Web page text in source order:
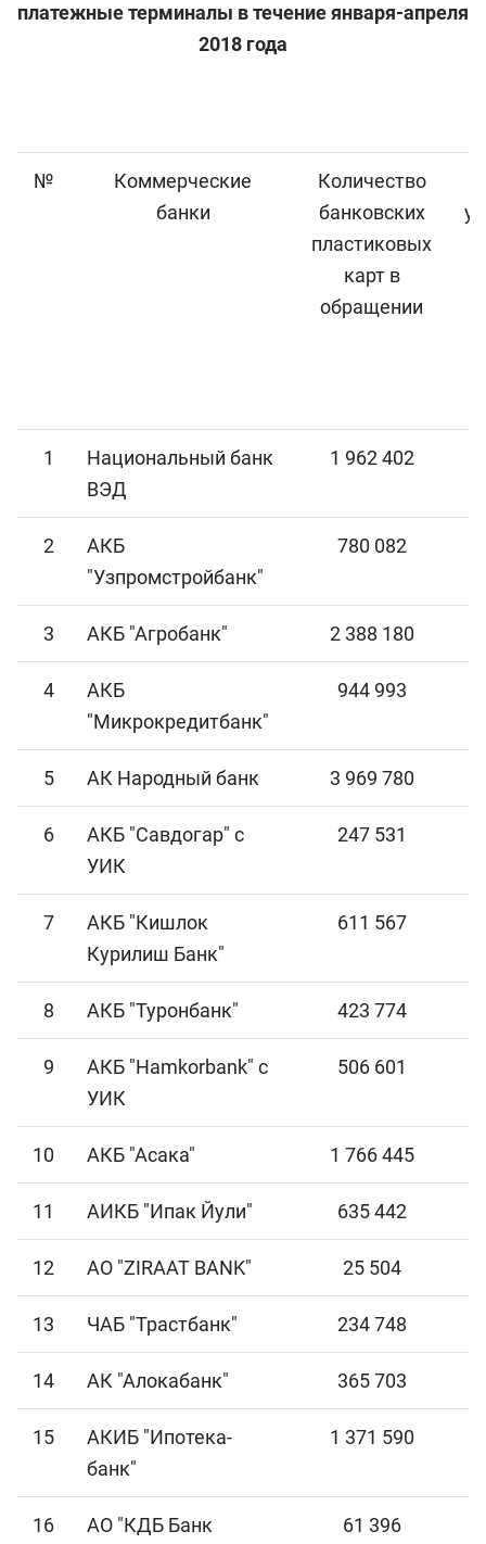
платежные терминалы в течение января-апреля
2018 года
№
Коммерческие
банки
Количество
банковских
пластиковых
карт в
обращении
1
Национальный банк
ВЭД
1 962 402
2
АКБ
"Узпромстройбанк"
780 082
3 АКБ "Агробанк" 2 388 180
4
АКБ
"Микрокредитбанк"
944 993
5 АК Народный банк 3 969 780
6
АКБ "Савдогар" с
УИК
247 531
7
АКБ "Кишлок
Курилиш Банк"
611 567
8 АКБ "Туронбанк" 423 774
9
АКБ "Hamkorbank" с
УИК
506 601
10 АКБ "Асака" 1 766 445
11 АИКБ "Ипак Йули" 635 442
12 АО "ZIRAAT BANK" 25 504
13 ЧАБ "Трастбанк" 234 748
14 АК "Алокабанк" 365 703
15
АКИБ "Ипотека-
банк"
1 371 590
16 АО "КДБ Банк 61 396